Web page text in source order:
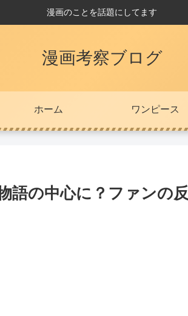
漫画のことを話題にしてます
漫画考察ブログ
ホーム ワンピース
語の中心に？ファンの反